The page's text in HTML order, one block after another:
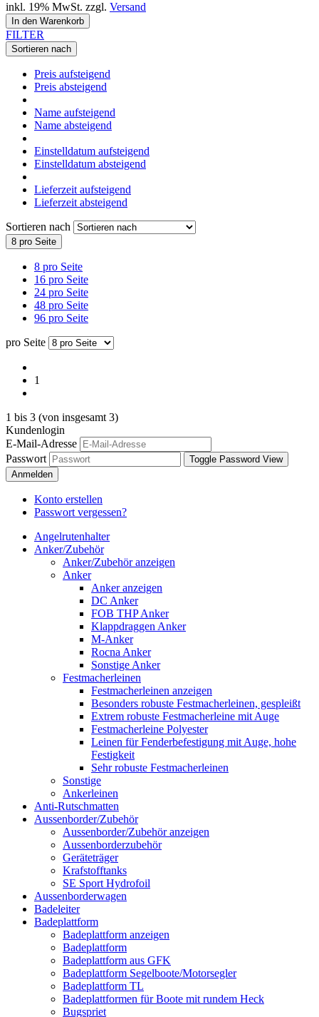
inkl. 19% MwSt. zzgl. Versand
In den Warenkorb
FILTER
Sortieren nach
Preis aufsteigend
Preis absteigend
Name aufsteigend
Name absteigend
Einstelldatum aufsteigend
Einstelldatum absteigend
Lieferzeit aufsteigend
Lieferzeit absteigend
Sortieren nach
8 pro Seite
8 pro Seite
16 pro Seite
24 pro Seite
48 pro Seite
96 pro Seite
pro Seite
1
1 bis 3 (von insgesamt 3)
Kundenlogin
E-Mail-Adresse
Passwort
Toggle Password View
Anmelden
Konto erstellen
Passwort vergessen?
Angelrutenhalter
Anker/Zubehör
Anker/Zubehör anzeigen
Anker
Anker anzeigen
DC Anker
FOB THP Anker
Klappdraggen Anker
M-Anker
Rocna Anker
Sonstige Anker
Festmacherleinen
Festmacherleinen anzeigen
Besonders robuste Festmacherleinen, gespleißt
Extrem robuste Festmacherleine mit Auge
Festmacherleine Polyester
Leinen für Fenderbefestigung mit Auge, hohe
Festigkeit
Sehr robuste Festmacherleinen
Sonstige
Ankerleinen
Anti-Rutschmatten
Aussenborder/Zubehör
Aussenborder/Zubehör anzeigen
Aussenborderzubehör
Geräteträger
Krafstofftanks
SE Sport Hydrofoil
Aussenborderwagen
Badeleiter
Badeplattform
Badeplattform anzeigen
Badeplattform
Badeplattform aus GFK
Badeplattform Segelboote/Motorsegler
Badeplattform TL
Badeplattformen für Boote mit rundem Heck
Bugspriet